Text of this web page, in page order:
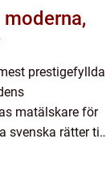
prestigefyllda
matälskare för
svenska rätter till